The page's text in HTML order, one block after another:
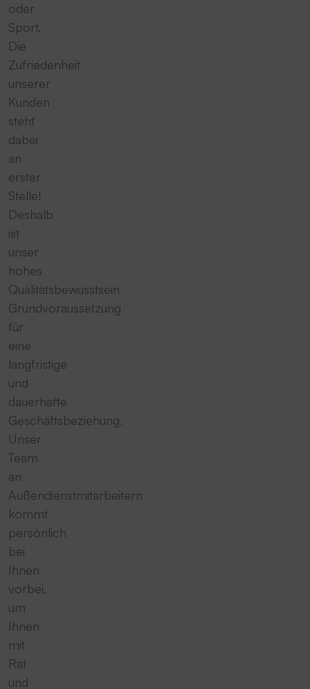
oder
Sport.
Die
Zufriedenheit
unserer
Kunden
steht
dabei
an
erster
Stelle!
Deshalb
ist
unser
hohes
Qualitätsbewusstsein
Grundvoraussetzung
für
eine
langfristige
und
dauerhafte
Geschäftsbeziehung.
Unser
Team
an
Außendienstmitarbeitern
kommt
persönlich
bei
Ihnen
vorbei,
um
Ihnen
mit
Rat
und